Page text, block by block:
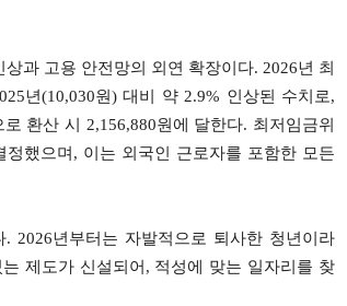
과 고용 안전망의 외연 확장이다. 2026년 최
년(10,030원) 대비 약 2.9% 인상된 수치로,
환산 시 2,156,880원에 달한다. 최저임금위
했으며, 이는 외국인 근로자를 포함한 모든
2026년부터는 자발적으로 퇴사한 청년이라
제도가 신설되어, 적성에 맞는 일자리를 찾